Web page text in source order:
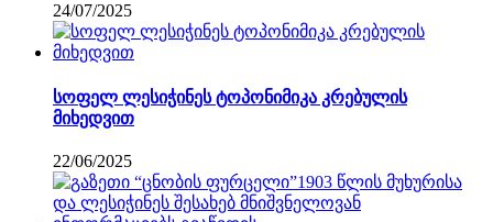
24/07/2025
სოფელ ლესიჭინეს ტოპონიმიკა კრებულის
მიხედვით
22/06/2025